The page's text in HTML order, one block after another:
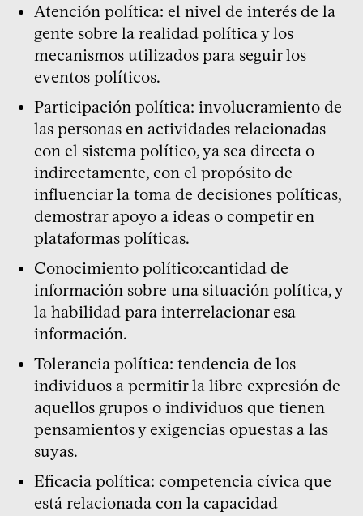
Atención política: el nivel de interés de la
gente sobre la realidad política y los
mecanismos utilizados para seguir los
eventos políticos.
Participación política: involucramiento de
las personas en actividades relacionadas
con el sistema político, ya sea directa o
indirectamente, con el propósito de
influenciar la toma de decisiones políticas,
demostrar apoyo a ideas o competir en
plataformas políticas.
Conocimiento político:cantidad de
información sobre una situación política, y
la habilidad para interrelacionar esa
información.
Tolerancia política: tendencia de los
individuos a permitir la libre expresión de
aquellos grupos o individuos que tienen
pensamientos y exigencias opuestas a las
suyas.
Eficacia política: competencia cívica que
está relacionada con la capacidad